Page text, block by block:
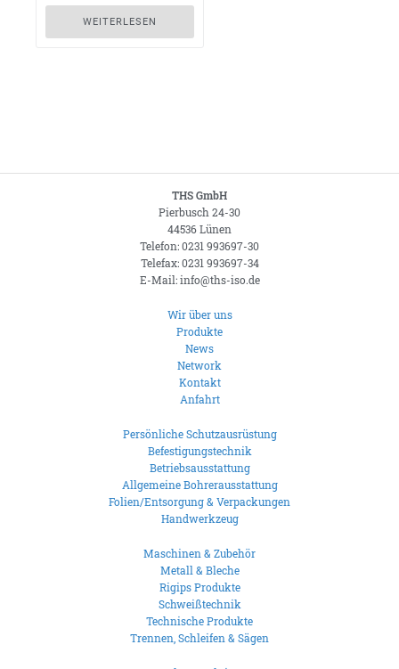
WEITERLESEN
THS GmbH
Pierbusch 24-30
44536 Lünen
Telefon: 0231 993697-30
Telefax: 0231 993697-34
E-Mail: info@ths-iso.de
Wir über uns
Produkte
News
Network
Kontakt
Anfahrt
Persönliche Schutzausrüstung
Befestigungstechnik
Betriebsausstattung
Allgemeine Bohrerausstattung
Folien/Entsorgung & Verpackungen
Handwerkzeug
Maschinen & Zubehör
Metall & Bleche
Rigips Produkte
Schweißtechnik
Technische Produkte
Trennen, Schleifen & Sägen